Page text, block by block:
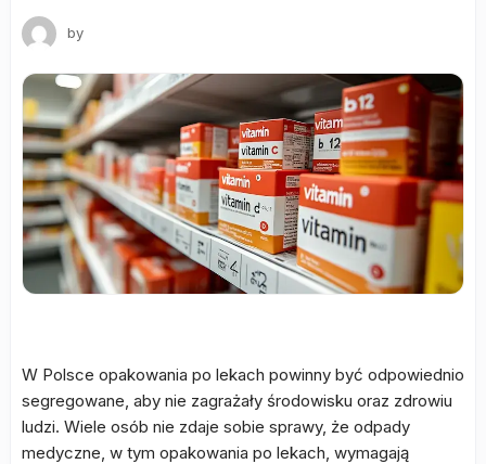
by
W Polsce opakowania po lekach powinny być odpowiednio
segregowane, aby nie zagrażały środowisku oraz zdrowiu
ludzi. Wiele osób nie zdaje sobie sprawy, że odpady
medyczne, w tym opakowania po lekach, wymagają